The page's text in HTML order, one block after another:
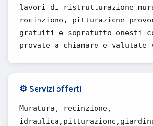
lavori di ristrutturazione
recinzione, pitturazione
gratuiti e sopratutto onesti
provate a chiamare e valutate
⚙️ Servizi offerti
Muratura, recinzione,